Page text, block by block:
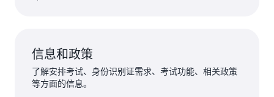
信息和政策
了解安排考试、身份识别证需求、考试功能、相关政策
等方面的信息。